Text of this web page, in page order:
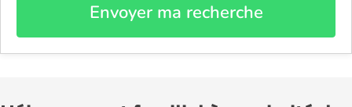
Envoyer ma recherche